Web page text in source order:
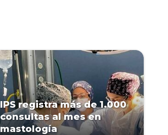
IPS registra más de 1.000
consultas al mes en
mastología